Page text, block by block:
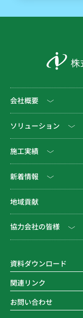
会社概要
社長挨拶
会社沿革
拠点一覧
企業倫理規定
品質方針
環境方針
SDGsの取組み
ソリューション
公共工事
住宅関連
各種連携
災害時対応等
施工実績
土木
建築（民間）
新着情報
NEWS & EVENT
メディア掲載
地域貢献
協力会社の皆様
資料ダウンロード
関連リンク
お問い合わせ